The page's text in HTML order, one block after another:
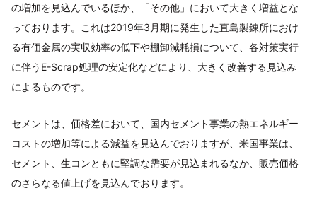
の増加を見込んでいるほか、「その他」において大きく増益とな
っております。これは2019年3月期に発生した直島製錬所におけ
る有価金属の実収効率の低下や棚卸減耗損について、各対策実行
に伴うE-Scrap処理の安定化などにより、大きく改善する見込み
によるものです。
セメントは、価格差において、国内セメント事業の熱エネルギー
コストの増加等による減益を見込んでおりますが、米国事業は、
セメント、生コンともに堅調な需要が見込まれるなか、販売価格
のさらなる値上げを見込んでおります。